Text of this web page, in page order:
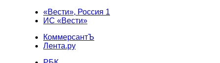
«Вести», Россия 1
ИС «Вести»
КоммерсантЪ
Лента.ру